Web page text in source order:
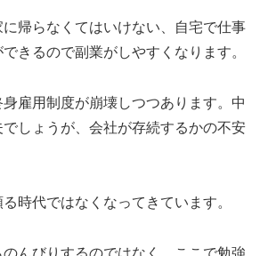
帰らなくてはいけない、自宅で仕事
きるので副業がしやすくなります。
雇用制度が崩壊しつつあります。中
しょうが、会社が存続するかの不安
時代ではなくなってきています。